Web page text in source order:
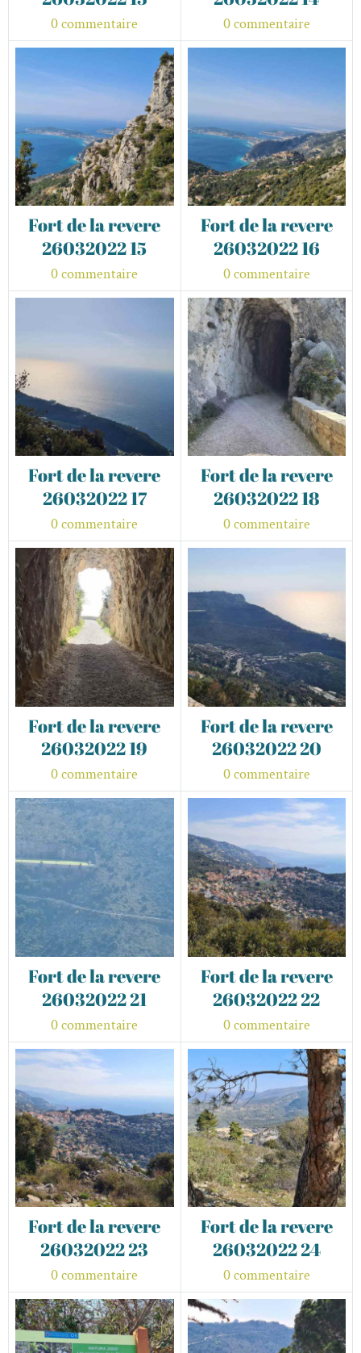
0 commentaire 0 commentaire
Fort de la revere
26032022 15
0 commentaire
Fort de la revere
26032022 16
0 commentaire
Fort de la revere
26032022 17
0 commentaire
Fort de la revere
26032022 18
0 commentaire
Fort de la revere
26032022 19
0 commentaire
Fort de la revere
26032022 20
0 commentaire
Fort de la revere
26032022 21
0 commentaire
Fort de la revere
26032022 22
0 commentaire
Fort de la revere
26032022 23
0 commentaire
Fort de la revere
26032022 24
0 commentaire